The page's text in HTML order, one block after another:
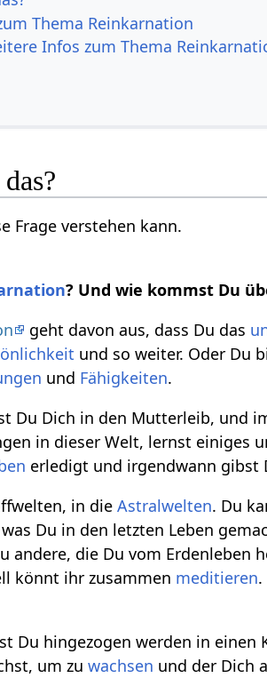
Thema Reinkarnation
Infos zum Thema
Frage verstehen kann.
? Und wie kommst Du
geht davon aus, dass Du das
und so weiter. Oder Du
und Fähigkeiten.
Du Dich in den Mutterleib, und
in dieser Welt, lernst einiges
erledigt und irgendwann gibst
in dieAstralwelten. Du
Du in den letzten Leben
andere, die Du vom Erdenleben
könnt ihr zusammen meditieren
Du hingezogen werden in einen
um zuwachsen und der Dich